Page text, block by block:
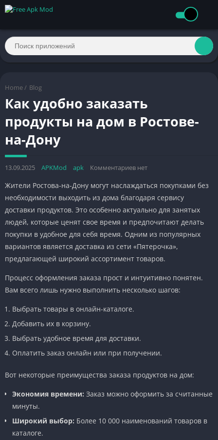
Home / Blog
Как удобно заказать
продукты на дом в Ростове-
на-Дону
13.09.2025 APKMod apk Комментариев нет
Жители Ростова-на-Дону могут наслаждаться покупками без
необходимости выходить из дома благодаря сервису
доставки продуктов. Это особенно актуально для занятых
людей, которые ценят свое время и предпочитают делать
покупки в удобное для себя время. Одним из популярных
вариантов является доставка из сети «Пятерочка»,
предлагающей широкий ассортимент товаров.
Процесс оформления заказа прост и интуитивно понятен.
Вам всего лишь нужно выполнить несколько шагов:
Выбрать товары в онлайн-каталоге.
Добавить их в корзину.
Выбрать удобное время для доставки.
Оплатить заказ онлайн или при получении.
Вот некоторые преимущества заказа продуктов на дом:
Экономия времени: Заказ можно оформить за считанные
минуты.
Широкий выбор: Более 10 000 наименований товаров в
каталоге.